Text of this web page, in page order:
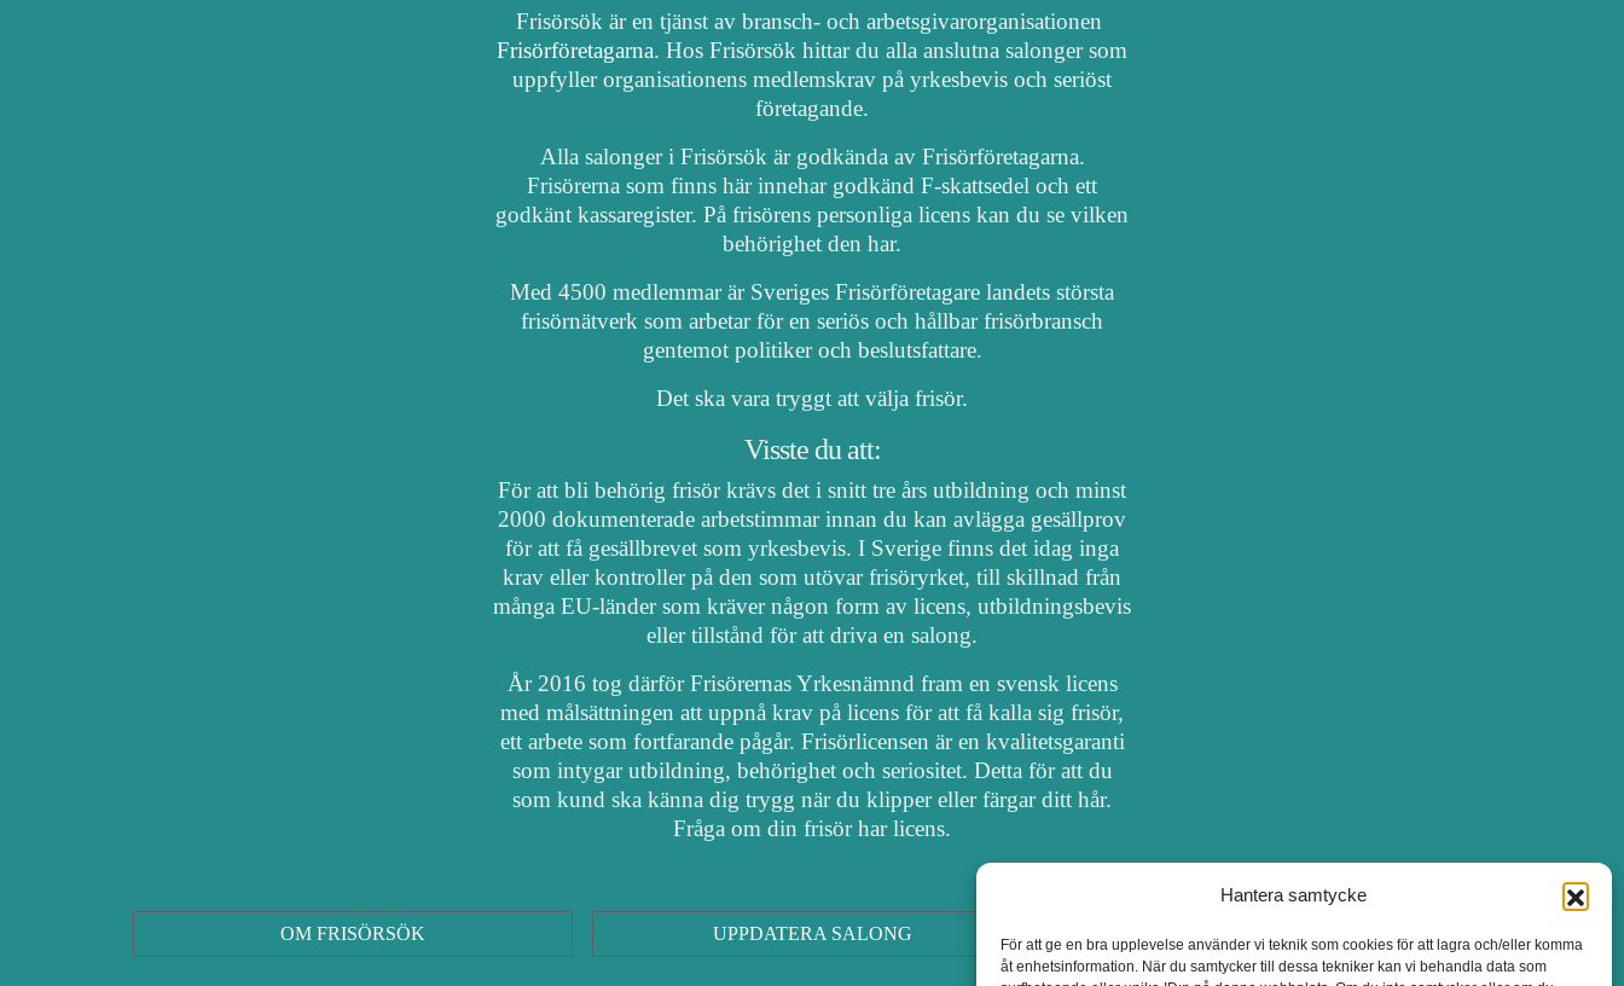
Hantera samtycke
För att ge en bra upplevelse använder vi teknik som cookies för att lagra och/eller komma
åt enhetsinformation. När du samtycker till dessa tekniker kan vi behandla data som
Frisörsök är en tjänst av bransch- och arbetsgivarorganisationen
Frisörföretagarna. Hos Frisörsök hittar du alla anslutna salonger som
uppfyller organisationens medlemskrav på yrkesbevis och seriöst
företagande.
Alla salonger i Frisörsök är godkända av Frisörföretagarna.
Frisörerna som finns här innehar godkänd F-skattsedel och ett
godkänt kassaregister. På frisörens personliga licens kan du se vilken
behörighet den har.
Med 4500 medlemmar är Sveriges Frisörföretagare landets största
frisörnätverk som arbetar för en seriös och hållbar frisörbransch
gentemot politiker och beslutsfattare.
Det ska vara tryggt att välja frisör.
Visste du att:
För att bli behörig frisör krävs det i snitt tre års utbildning och minst
2000 dokumenterade arbetstimmar innan du kan avlägga gesällprov
för att få gesällbrevet som yrkesbevis. I Sverige finns det idag inga
krav eller kontroller på den som utövar frisöryrket, till skillnad från
många EU-länder som kräver någon form av licens, utbildningsbevis
eller tillstånd för att driva en salong.
År 2016 tog därför Frisörernas Yrkesnämnd fram en svensk licens
med målsättningen att uppnå krav på licens för att få kalla sig frisör,
ett arbete som fortfarande pågår. Frisörlicensen är en kvalitetsgaranti
som intygar utbildning, behörighet och seriositet. Detta för att du
som kund ska känna dig trygg när du klipper eller färgar ditt hår.
Fråga om din frisör har licens.
OM FRISÖRSÖK UPPDATERA SALONG